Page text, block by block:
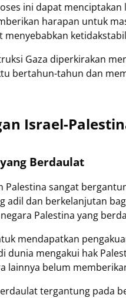
ini dapat
harapan untuk
Gaza diperkirakan
bertahun-tahun dan
Israel-
Berdaulat
Palestina sangat
adil dan berkelanjutan
Palestina yang
mendapatkan
dunia mengakui hak
lainnya belum
tergantung pada